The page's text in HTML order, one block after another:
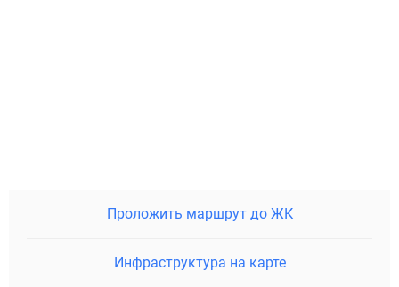
Проложить маршрут до ЖК
Инфраструктура на карте